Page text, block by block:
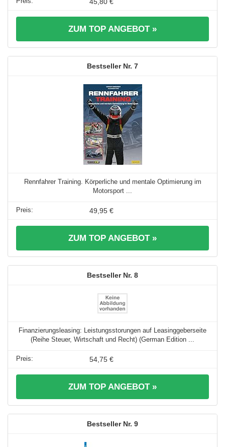
ZUM TOP ANGEBOT »
7
Rennfahrer Training. Körperliche und mentale Optimierung im
Motorsport ...
49,95 €
ZUM TOP ANGEBOT »
8
Finanzierungsleasing: Leistungsstorungen auf Leasinggeberseite
(Reihe Steuer, Wirtschaft und Recht) (German Edition ...
54,75 €
ZUM TOP ANGEBOT »
9